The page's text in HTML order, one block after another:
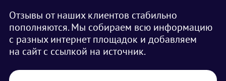
Отзывы от наших клиентов стабильно
пополняются. Мы собираем всю информацию
с разных интернет площадок и добавляем
на сайт с ссылкой на источник.